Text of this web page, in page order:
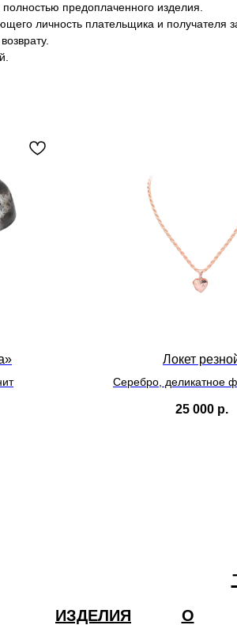
предоплаченного изделия.
личность плательщика и получателя
Локет
Серебро, деликатное
25 000 р.
ИЗДЕЛИЯ
О